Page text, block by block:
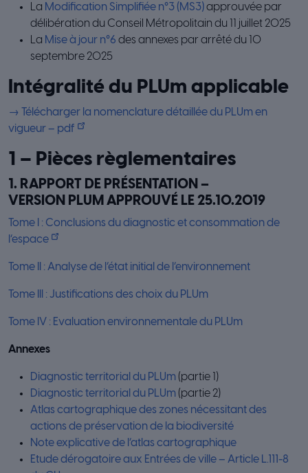
La Modification Simplifiée n°3 (MS3)approuvée par
délibération du Conseil Métropolitain du 11 juillet 2025
La Mise à jour n°6 des annexes par arrêté du 10
septembre 2025
Intégralité du PLUm applicable
→ Télécharger la nomenclature détaillée du PLUm en
vigueur – pdf
1 – Pièces règlementaires
1. RAPPORT DE PRÉSENTATION –
VERSION PLUM APPROUVÉ LE 25.10.2019
Tome I : Conclusions du diagnostic et consommation de
l’espace
Tome II : Analyse de l’état initial de l’environnement
Tome III : Justifications des choix du PLUm
Tome IV : Evaluation environnementale du PLUm
Annexes
Diagnostic territorial du PLUm(partie 1)
Diagnostic territorial du PLUm(partie 2)
Atlas cartographique des zones nécessitant des
actions de préservation de la biodiversité
Note explicative de l’atlas cartographique
Etude dérogatoire aux Entrées de ville – Article L.111-8